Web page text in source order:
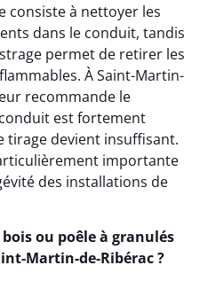
consiste à nettoyer les
dans le conduit, tandis
permet de retirer les
À Saint-Martin-
recommande le
est fortement
tirage devient insuffisant.
importante
des installations de
ou poêle à granulés
Martin-de-Ribérac ?